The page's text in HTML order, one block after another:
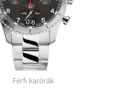
Férfi karórák